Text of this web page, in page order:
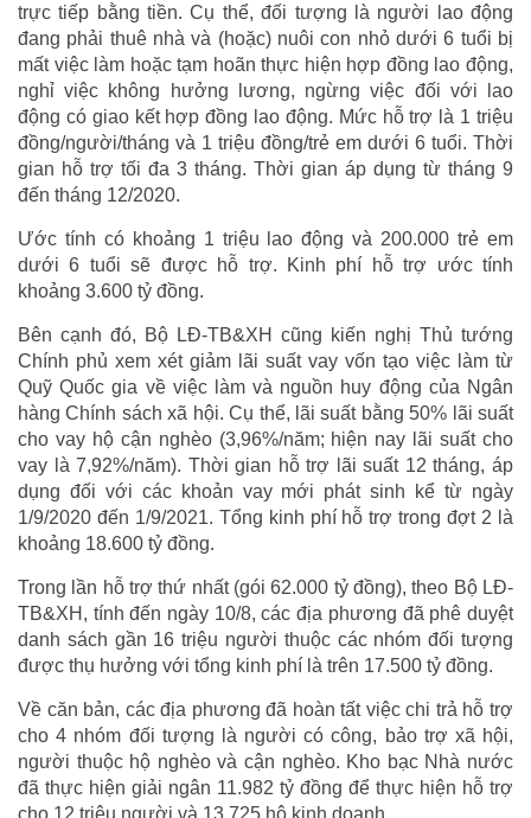
trực tiếp bằng tiền. Cụ thể, đối tượng là người lao động
đang phải thuê nhà và (hoặc) nuôi con nhỏ dưới 6 tuổi bị
mất việc làm hoặc tạm hoãn thực hiện hợp đồng lao động,
nghỉ việc không hưởng lương, ngừng việc đối với lao
động có giao kết hợp đồng lao động. Mức hỗ trợ là 1 triệu
đồng/người/tháng và 1 triệu đồng/trẻ em dưới 6 tuổi. Thời
gian hỗ trợ tối đa 3 tháng. Thời gian áp dụng từ tháng 9
đến tháng 12/2020.
Ước tính có khoảng 1 triệu lao động và 200.000 trẻ em
dưới 6 tuổi sẽ được hỗ trợ. Kinh phí hỗ trợ ước tính
khoảng 3.600 tỷ đồng.
Bên cạnh đó, Bộ LĐ-TB&XH cũng kiến nghị Thủ tướng
Chính phủ xem xét giảm lãi suất vay vốn tạo việc làm từ
Quỹ Quốc gia về việc làm và nguồn huy động của Ngân
hàng Chính sách xã hội. Cụ thể, lãi suất bằng 50% lãi suất
cho vay hộ cận nghèo (3,96%/năm; hiện nay lãi suất cho
vay là 7,92%/năm). Thời gian hỗ trợ lãi suất 12 tháng, áp
dụng đối với các khoản vay mới phát sinh kể từ ngày
1/9/2020 đến 1/9/2021. Tổng kinh phí hỗ trợ trong đợt 2 là
khoảng 18.600 tỷ đồng.
Trong lần hỗ trợ thứ nhất (gói 62.000 tỷ đồng), theo Bộ LĐ-
TB&XH, tính đến ngày 10/8, các địa phương đã phê duyệt
danh sách gần 16 triệu người thuộc các nhóm đối tượng
được thụ hưởng với tổng kinh phí là trên 17.500 tỷ đồng.
Về căn bản, các địa phương đã hoàn tất việc chi trả hỗ trợ
cho 4 nhóm đối tượng là người có công, bảo trợ xã hội,
người thuộc hộ nghèo và cận nghèo. Kho bạc Nhà nước
đã thực hiện giải ngân 11.982 tỷ đồng để thực hiện hỗ trợ
cho 12 triệu người và 13.725 hộ kinh doanh.